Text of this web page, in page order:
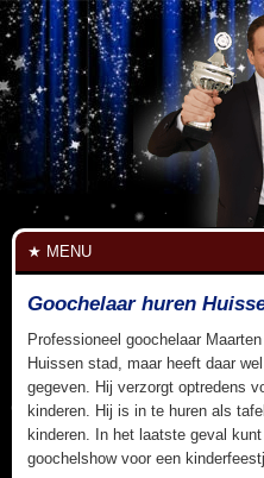
MENU
Goochelaar huren
Professioneel goochelaar
Huissen stad, maar heeft daar
gegeven. Hij verzorgt optredens
kinderen. Hij is in te huren als
kinderen. In het laatste geval
goochelshow voor een